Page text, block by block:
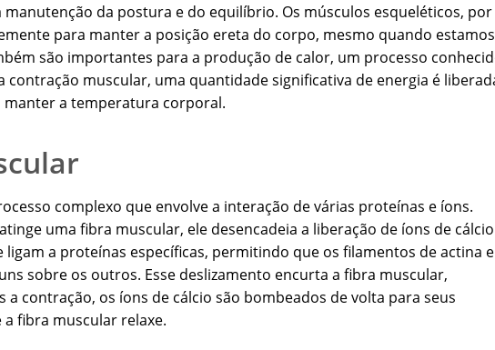
manutenção da postura e do equilíbrio. Os músculos esqueléticos, por
para manter a posição ereta do corpo, mesmo quando estamos
são importantes para a produção de calor, um processo
contração muscular, uma quantidade significativa de energia é
a temperatura corporal.
complexo que envolve a interação de várias proteínas e íons.
uma fibra muscular, ele desencadeia a liberação de íons de cálcio
ligam a proteínas específicas, permitindo que os filamentos de actina e
sobre os outros. Esse deslizamento encurta a fibra muscular,
contração, os íons de cálcio são bombeados de volta para seus
fibra muscular relaxe.